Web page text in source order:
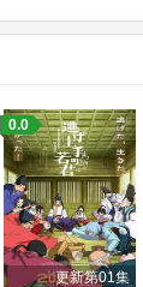
更新第01集
0.0